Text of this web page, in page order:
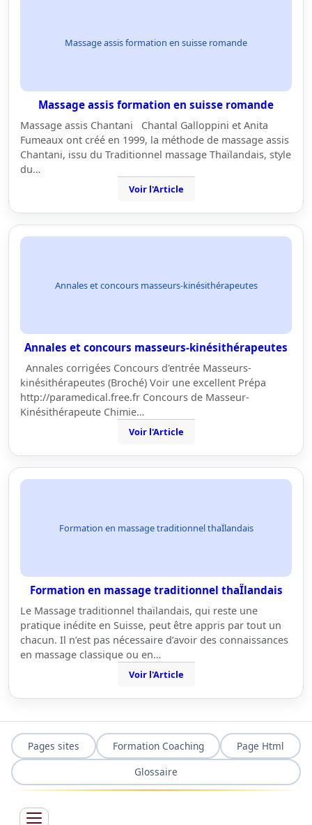
Massage assis formation en suisse romande
Massage assis formation en suisse romande
Massage assis Chantani Chantal Galloppini et Anita
Fumeaux ont créé en 1999, la méthode de massage assis
Chantani, issu du Traditionnel massage Thaïlandais, style
du…
Voir l'Article
Annales et concours masseurs-kinésithérapeutes
Annales et concours masseurs-kinésithérapeutes
Annales corrigées Concours d'entrée Masseurs-
kinésithérapeutes (Broché) Voir une excellent Prépa
http://paramedical.free.fr Concours de Masseur-
Kinésithérapeute Chimie…
Voir l'Article
Formation en massage traditionnel thaÏlandais
Formation en massage traditionnel thaÏlandais
Le Massage traditionnel thaïlandais, qui reste une
pratique inédite en Suisse, peut être appris par tout un
chacun. Il n’est pas nécessaire d’avoir des connaissances
en massage classique ou en…
Voir l'Article
Pages sites Formation Coaching
Page Html
Glossaire